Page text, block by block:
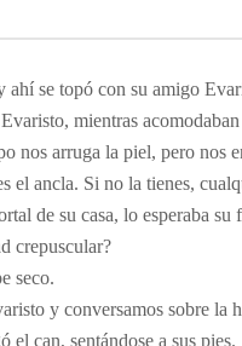
se topó con su amigo
mientras
nos arruga la piel, pero nos
el ancla. Si no la tienes,
de su casa, lo esperaba
crepuscular?
seco.
y conversamos sobre la
can, sentándose a sus pies.